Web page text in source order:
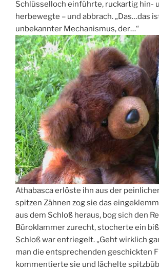
Schlüsselloch einführte, ruckartig hin-
herbewegte – und abbrach. „Das…das
unbekannter Mechanismus, der…“
Athabasca erlöste ihn aus der
spitzen Zähnen zog sie das
aus dem Schloß heraus, bog sich den
Büroklammer zurecht, stocherte ein
Schloß war entriegelt. „Geht wirklich
man die entsprechenden geschickten
kommentierte sie und lächelte